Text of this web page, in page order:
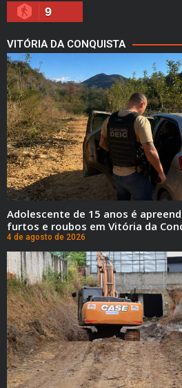
9
VITÓRIA DA CONQUISTA
Adolescente de 15 anos é
furtos e roubos em Vitória da
4 de agosto de 2026